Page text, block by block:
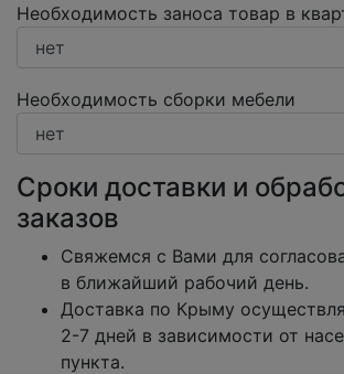
Необходимость заноса товар в
Необходимость сборки мебели
Сроки доставки и
заказов
Свяжемся с Вами для
в ближайший рабочий день.
Доставка по Крыму
2-7 дней в зависимости от
пункта.